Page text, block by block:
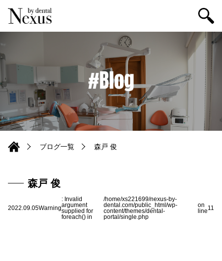
ブログ一覧 森戸 俊
森戸 俊
2022.09.05Warning
: Invalid
argument
supplied for
foreach() in
/home/xs221699/nexus-by-
dental.com/public_html/wp-
content/themes/dental-
portal/single.php
on
line11